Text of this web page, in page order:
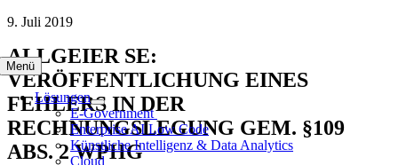
Zum
springen
Menü
Lösungen
E-Government
Enterprise AI Low Code
Künstliche Intelligenz & Data Analytics
Cloud
9. Juli 2019
ALLGEIER SE:
VERÖFFENTLICHUNG EINES
FEHLERS IN DER
RECHNUNGSLEGUNG GEM. §109
ABS. 2 WPHG